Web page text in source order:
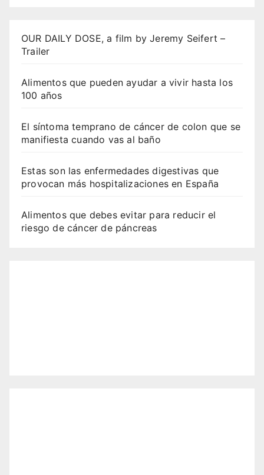
OUR DAILY DOSE, a film by Jeremy Seifert –
Trailer
Alimentos que pueden ayudar a vivir hasta los
100 años
El síntoma temprano de cáncer de colon que se
manifiesta cuando vas al baño
Estas son las enfermedades digestivas que
provocan más hospitalizaciones en España
Alimentos que debes evitar para reducir el
riesgo de cáncer de páncreas